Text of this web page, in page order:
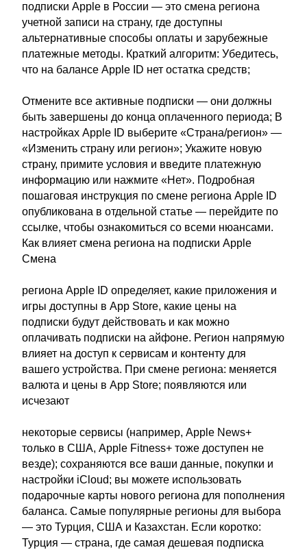
подписки Apple в России — это смена региона
учетной записи на страну, где доступны
альтернативные способы оплаты и зарубежные
платежные методы. Краткий алгоритм: Убедитесь,
что на балансе Apple ID нет остатка средств;
Отмените все активные подписки — они должны
быть завершены до конца оплаченного периода; В
настройках Apple ID выберите «Страна/регион» —
«Изменить страну или регион»; Укажите новую
страну, примите условия и введите платежную
информацию или нажмите «Нет». Подробная
пошаговая инструкция по смене региона Apple ID
опубликована в отдельной статье — перейдите по
ссылке, чтобы ознакомиться со всеми нюансами.
Как влияет смена региона на подписки Apple
Смена
региона Apple ID определяет, какие приложения и
игры доступны в App Store, какие цены на
подписки будут действовать и как можно
оплачивать подписки на айфоне. Регион напрямую
влияет на доступ к сервисам и контенту для
вашего устройства. При смене региона: меняется
валюта и цены в App Store; появляются или
исчезают
некоторые сервисы (например, Apple News+
только в США, Apple Fitness+ тоже доступен не
везде); сохраняются все ваши данные, покупки и
настройки iCloud; вы можете использовать
подарочные карты нового региона для пополнения
баланса. Самые популярные регионы для выбора
— это Турция, США и Казахстан. Если коротко:
Турция — страна, где самая дешевая подписка